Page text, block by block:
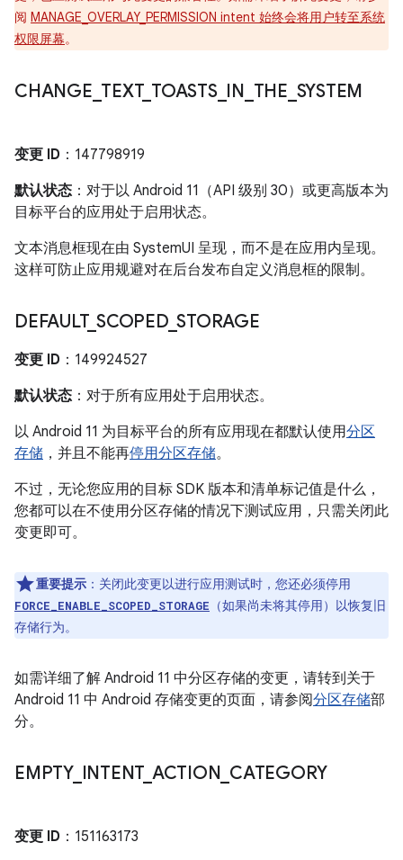
阅 MANAGE_OVERLAY_PERMISSION intent 始终会将用户转至系统
权限屏幕。
CHANGE TEXT_ TOASTS_ IN THE SYSTEM
变更 ID ：147798919
默认状态 ：对于以 Android 11（API 级别 30）或更高版本为
目标平台的应用处于启用状态。
文本消息框现在由 SystemUI 呈现，而不是在应用内呈现。
这样可防止应用规避对在后台发布自定义消息框的限制。
DEFAULT_ SCOPED_STORAGE
变更 ID ：149924527
默认状态 ：对于所有应用处于启用状态。
以 Android 11 为目标平台的所有应用现在都默认使用分区
存储 ，并且不能再停用分区存储。
不过，无论您应用的目标 SDK 版本和清单标记值是什么，
您都可以在不使用分区存储的情况下测试应用，只需关闭此
变更即可。
重要提示 ：关闭此变更以进行应用测试时，您还必须停用
FORCE_ENABLE_SCOPED_STORAGE
（如果尚未将其停用）以恢复旧
存储行为。
如需详细了解 Android 11 中分区存储的变更，请转到关于
Android 11 中 Android 存储变更的页面，请参阅分区存储部
分。
EMPTY_ INTENT_ ACTION CATEGORY
变更 ID ：151163173